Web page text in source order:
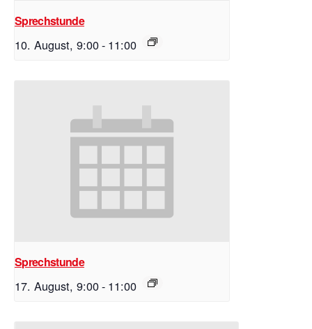
Sprechstunde
10. August, 9:00- 11:00
Sprechstunde
17. August, 9:00- 11:00